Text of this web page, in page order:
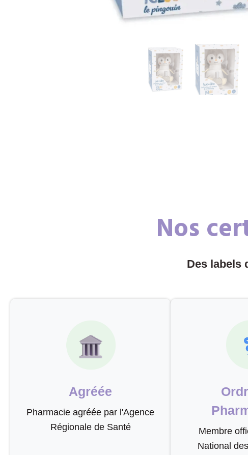
Nos
Des labels
Agréée
Pharmacie agréée par l'Agence
Régionale de Santé
Membre
National